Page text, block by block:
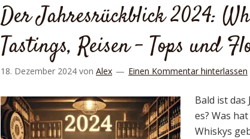
Der Jahresrückblick 2024:
Tastings, Reisen – Tops und
18. Dezember 2024 von Alex Einen Kommentar hinterlassen
Bald ist das
es? Was
Whiskys